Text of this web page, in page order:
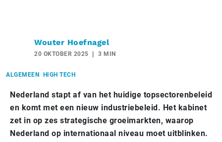
Wouter Hoefnagel
20 OKTOBER 2025 3 MIN
ALGEMEEN HIGH TECH
Nederland stapt af van het huidige topsectorenbeleid
en komt met een nieuw industriebeleid. Het kabinet
zet in op zes strategische groeimarkten, waarop
Nederland op internationaal niveau moet uitblinken.